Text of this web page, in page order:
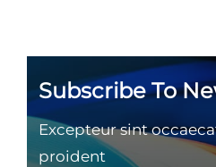
Subscribe To
Excepteur sint
proident